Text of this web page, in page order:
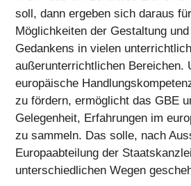
soll, dann ergeben sich daraus
Möglichkeiten der Gestaltung
Gedankens in vielen
außerunterrichtlichen Bereichen.
europäische
zu fördern, ermöglicht das GBE
Gelegenheit, Erfahrungen im
zu sammeln. Das solle, nach
Europaabteilung der
unterschiedlichen Wegen